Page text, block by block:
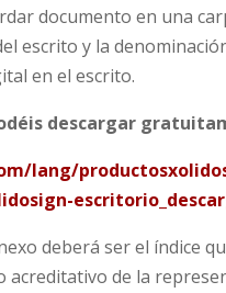
documento en una
escrito y la
en el escrito.
descargar
lang/
deberá ser el índice
de la